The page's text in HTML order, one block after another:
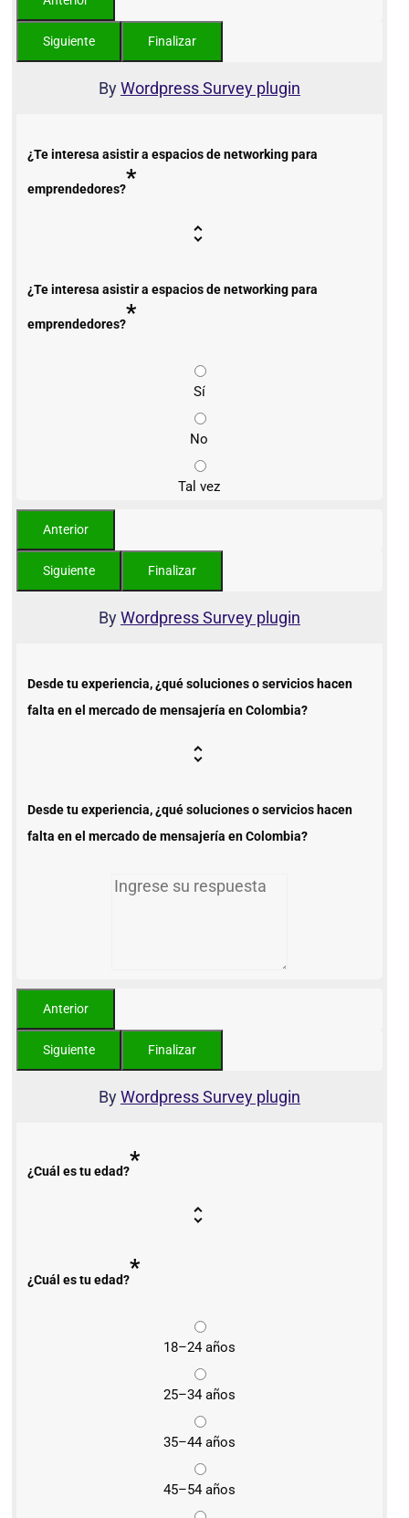
ByWordpress Survey plugin
¿Te interesa asistir a espacios de networking para
emprendedores?*
¿Te interesa asistir a espacios de networking para
emprendedores?*
Sí
No
Tal vez
ByWordpress Survey plugin
Desde tu experiencia, ¿qué soluciones o servicios hacen
falta en el mercado de mensajería en Colombia?
Desde tu experiencia, ¿qué soluciones o servicios hacen
falta en el mercado de mensajería en Colombia?
ByWordpress Survey plugin
¿Cuál es tu edad?*
¿Cuál es tu edad?*
18–24 años
25–34 años
35–44 años
45–54 años